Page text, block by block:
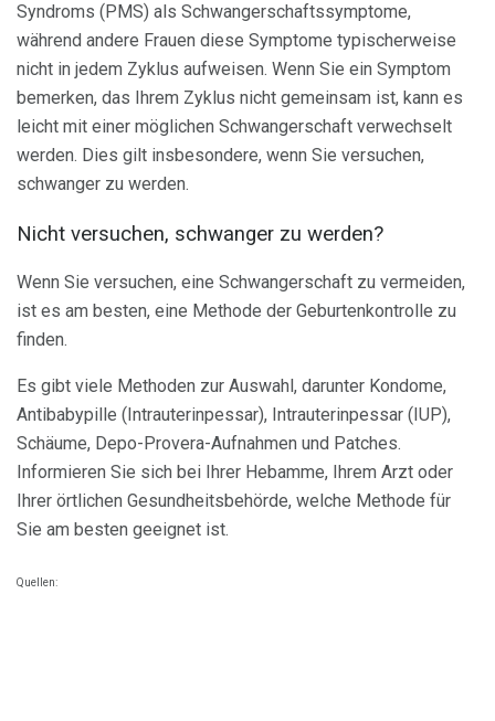
Syndroms (PMS) als Schwangerschaftssymptome,
während andere Frauen diese Symptome typischerweise
nicht in jedem Zyklus aufweisen. Wenn Sie ein Symptom
bemerken, das Ihrem Zyklus nicht gemeinsam ist, kann es
leicht mit einer möglichen Schwangerschaft verwechselt
werden. Dies gilt insbesondere, wenn Sie versuchen,
schwanger zu werden.
Nicht versuchen, schwanger zu werden?
Wenn Sie versuchen, eine Schwangerschaft zu vermeiden,
ist es am besten, eine Methode der Geburtenkontrolle zu
finden.
Es gibt viele Methoden zur Auswahl, darunter Kondome,
Antibabypille (Intrauterinpessar), Intrauterinpessar (IUP),
Schäume, Depo-Provera-Aufnahmen und Patches.
Informieren Sie sich bei Ihrer Hebamme, Ihrem Arzt oder
Ihrer örtlichen Gesundheitsbehörde, welche Methode für
Sie am besten geeignet ist.
Quellen: